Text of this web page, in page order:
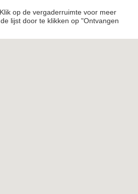
op de vergaderruimte voor meer
lijst door te klikken op "Ontvangen